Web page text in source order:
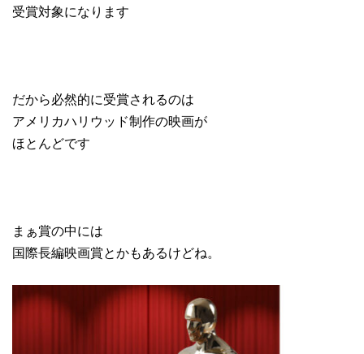
受賞対象になります
だから必然的に受賞されるのは
アメリカハリウッド制作の映画が
ほとんどです
まぁ賞の中には
国際長編映画賞とかもあるけどね。